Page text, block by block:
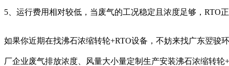
5、运行费用相对较低，当废气的工况稳定且浓度足够，RTO
如果你近期在找沸石浓缩转轮+RTO设备，不妨来找广东翌骏
厂企业废气排放浓度、风量大小量定制生产安装沸石浓缩转轮